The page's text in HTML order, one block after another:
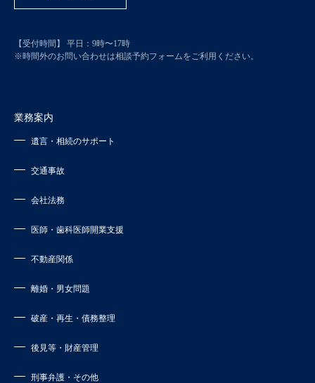
【受付時間】 平日：9時〜17時
※時間外のお問い合わせは相談予約フォームをご利用ください。
業務案内
遺言・相続のサポート
交通事故
会社法務
医師・歯科医師開業支援
不動産関係
離婚・男女問題
破産・再生・債務整理
後見等・財産管理
刑事弁護・その他